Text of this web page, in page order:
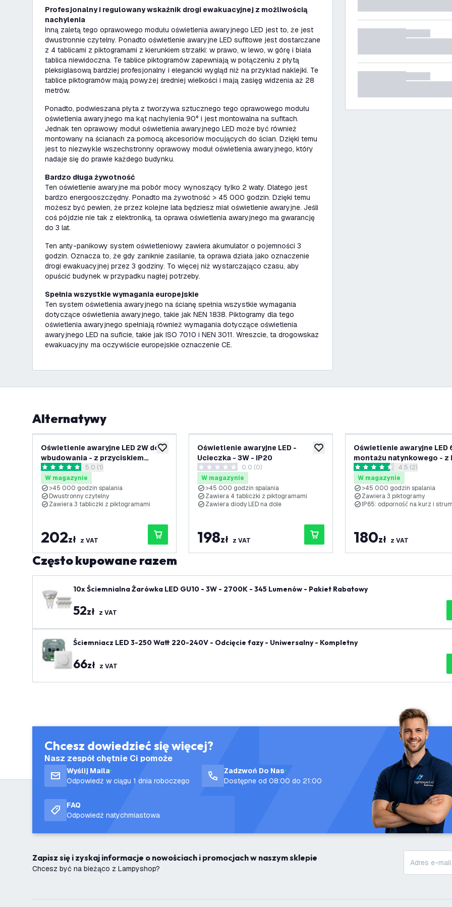
Profesjonalny i regulowany wskaźnik drogi ewakuacyjnej z możliwością
nachylenia
Inną zaletą tego oprawowego modułu oświetlenia awaryjnego LED jest to, że jest
dwustronnie czytelny. Ponadto oświetlenie awaryjne LED sufitowe jest dostarczane
z 4 tablicami z piktogramami z kierunkiem strzałki: w prawo, w lewo, w górę i biała
tablica niewidoczna. Te tablice piktogramów zapewniają w połączeniu z płytą
pleksiglasową bardziej profesjonalny i elegancki wygląd niż na przykład naklejki. Te
tablice piktogramów mają powyżej średniej wielkości i mają zasięg widzenia aż 28
metrów.
Ponadto, podwieszana płyta z tworzywa sztucznego tego oprawowego modułu
oświetlenia awaryjnego ma kąt nachylenia 90° i jest montowalna na sufitach.
Jednak ten oprawowy moduł oświetlenia awaryjnego LED może być również
montowany na ścianach za pomocą akcesoriów mocujących do ścian. Dzięki temu
jest to niezwykle wszechstronny oprawowy moduł oświetlenia awaryjnego, który
nadaje się do prawie każdego budynku.
Bardzo długa żywotność
Ten oświetlenie awaryjne ma pobór mocy wynoszący tylko 2 waty. Dlatego jest
bardzo energooszczędny. Ponadto ma żywotność > 45 000 godzin. Dzięki temu
możesz być pewien, że przez kolejne lata będziesz miał oświetlenie awaryjne. Jeśli
coś pójdzie nie tak z elektroniką, ta oprawa oświetlenia awaryjnego ma gwarancję
do 3 lat.
Ten anty-panikowy system oświetleniowy zawiera akumulator o pojemności 3
godzin. Oznacza to, że gdy zaniknie zasilanie, ta oprawa działa jako oznaczenie
drogi ewakuacyjnej przez 3 godziny. To więcej niż wystarczająco czasu, aby
opuścić budynek w przypadku nagłej potrzeby.
Spełnia wszystkie wymagania europejskie
Ten system oświetlenia awaryjnego na ścianę spełnia wszystkie wymagania
dotyczące oświetlenia awaryjnego, takie jak NEN 1838. Piktogramy dla tego
oświetlenia awaryjnego spełniają również wymagania dotyczące oświetlenia
awaryjnego LED na suficie, takie jak ISO 7010 i NEN 3011. Wreszcie, ta drogowskaz
ewakuacyjny ma oczywiście europejskie oznaczenie CE.
Alternatywy
dodaj do listy życzeń
Oświetlenie awaryjne LED 2W do
wbudowania - z przyciskiem
testowym - IP20otwórz panel recenzji
5 Gwiazdki oceny5.0 (1)
W magazynie
>45 000 godzin spalania
Dwustronny czytelny
Zawiera 3 tabliczki z piktogramami
202zł z VAT
dodaj do listy życzeń
Oświetlenie awaryjne LED -
Ucieczka - 3W - IP20
0 Gwiazdki oceny0.0 (0)
W magazynie
>45 000 godzin spalania
Zawiera 4 tabliczki z piktogramami
Zawiera diody LED na dole
198zł z VAT
Oświetlenie awaryjne LED
montażu natynkowego - z
przyciskiem testowym -
otwórz panel
4.5 Gwiazdki oceny
4.5 (2)
W magazynie
>45 000 godzin spalania
Zawiera 3 piktogramy
IP65: odporność na kurz i
180zł z VAT
Często kupowane razem
10x Ściemnialna Żarówka LED GU10 - 3W - 2700K - 345 Lumenów - Pakiet Rabatowy
52zł z VAT
Ściemniacz LED 3-250 Watt 220-240V - Odcięcie fazy - Uniwersalny - Kompletny
66zł z VAT
Chcesz dowiedzieć się więcej?
Nasz zespół chętnie Ci pomoże
Wyślij Maila
Odpowiedź w ciągu 1 dnia roboczego
Zadzwoń Do Nas
Dostępne od 08:00 do 21:00
FAQ
Odpowiedź natychmiastowa
Zapisz się i zyskaj informacje o nowościach i promocjach w naszym sklepie
Chcesz być na bieżąco z Lampyshop?